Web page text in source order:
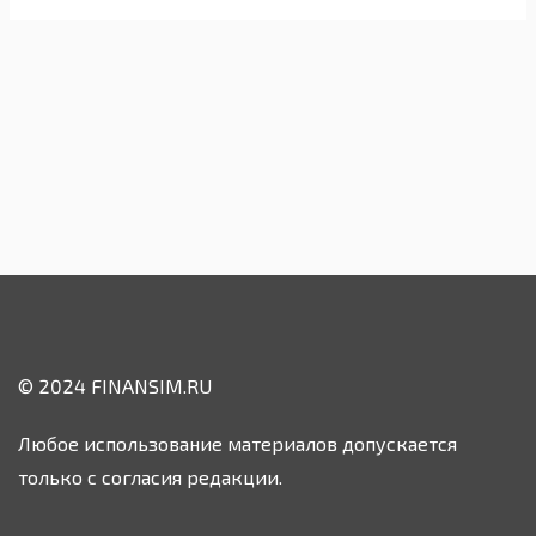
© 2024 FINANSIM.RU
Любое использование материалов допускается
только с согласия редакции.